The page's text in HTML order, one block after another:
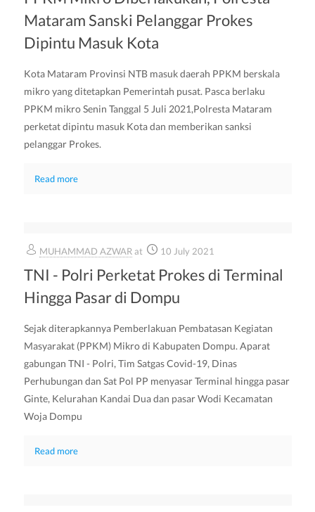
Mataram Sanski Pelanggar Prokes
Dipintu Masuk Kota
Kota Mataram Provinsi NTB masuk daerah PPKM berskala
mikro yang ditetapkan Pemerintah pusat. Pasca berlaku
PPKM mikro Senin Tanggal 5 Juli 2021,Polresta Mataram
perketat dipintu masuk Kota dan memberikan sanksi
pelanggar Prokes.
Read more
MUHAMMAD AZWAR at 10 July 2021
TNI - Polri Perketat Prokes di Terminal
Hingga Pasar di Dompu
Sejak diterapkannya Pemberlakuan Pembatasan Kegiatan
Masyarakat (PPKM) Mikro di Kabupaten Dompu. Aparat
gabungan TNI - Polri, Tim Satgas Covid-19, Dinas
Perhubungan dan Sat Pol PP menyasar Terminal hingga pasar
Ginte, Kelurahan Kandai Dua dan pasar Wodi Kecamatan
Woja Dompu
Read more